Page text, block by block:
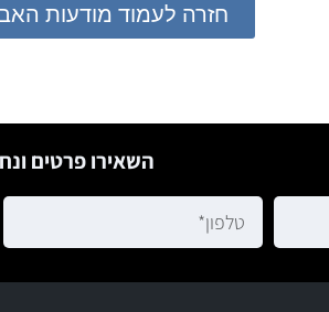
חזרה לעמוד מודעות
השאירו פרטים